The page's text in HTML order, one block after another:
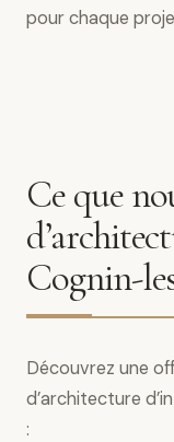
pour chaque
Ce que
Cognin-
Découvrez une
d’architecture
: